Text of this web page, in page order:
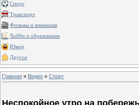
Спорт
Транспорт
Фильмы и анимация
Хобби и образование
Юмор
Другое
Главная » Видео » Спорт